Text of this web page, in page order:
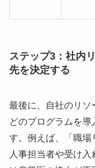
ワーク
環境へ
の再適
・体力
や業務
遂行能
力の回
復